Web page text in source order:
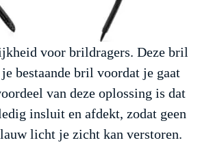
voor brildragers. Deze bril
bestaande bril voordat je gaat
van deze oplossing is dat
insluit en afdekt, zodat geen
licht je zicht kan verstoren.